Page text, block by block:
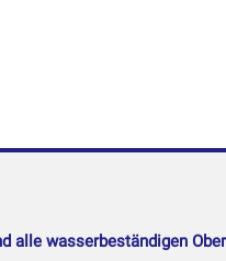
alle wasserbeständigen